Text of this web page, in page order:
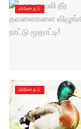
வினோதம்
வினோதம்